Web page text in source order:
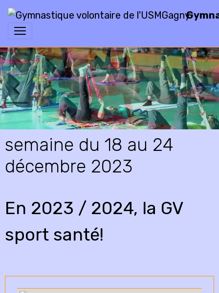
semaine du 18 au 24
décembre 2023
En 2023 / 2024, la GV
sport santé!